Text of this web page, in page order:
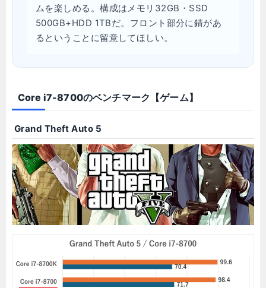
ムを楽しめる。構成はメモリ32GB・SSD
500GB+HDD 1TBだ。フロント部分に錆があ
るということに留意してほしい。
Core i7-8700のベンチマーク【ゲーム】
Grand Theft Auto 5